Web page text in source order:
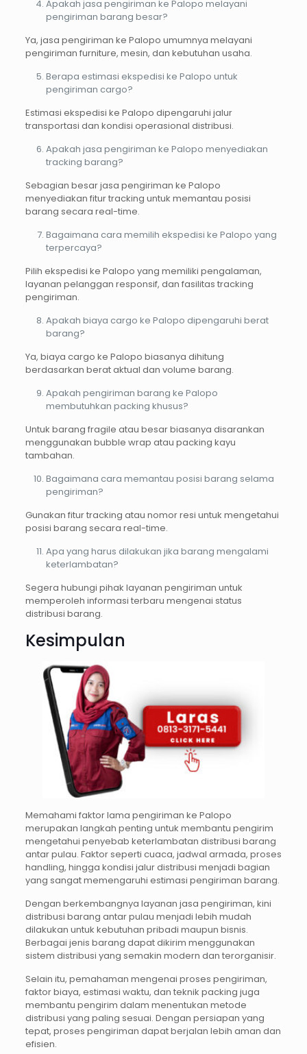
Apakah jasa pengiriman ke Palopo melayani
pengiriman barang besar?
Ya, jasa pengiriman ke Palopo umumnya melayani
pengiriman furniture, mesin, dan kebutuhan usaha.
Berapa estimasi ekspedisi ke Palopo untuk
pengiriman cargo?
Estimasi ekspedisi ke Palopo dipengaruhi jalur
transportasi dan kondisi operasional distribusi.
Apakah jasa pengiriman ke Palopo menyediakan
tracking barang?
Sebagian besar jasa pengiriman ke Palopo
menyediakan fitur tracking untuk memantau posisi
barang secara real-time.
Bagaimana cara memilih ekspedisi ke Palopo yang
terpercaya?
Pilih ekspedisi ke Palopo yang memiliki pengalaman,
layanan pelanggan responsif, dan fasilitas tracking
pengiriman.
Apakah biaya cargo ke Palopo dipengaruhi berat
barang?
Ya, biaya cargo ke Palopo biasanya dihitung
berdasarkan berat aktual dan volume barang.
Apakah pengiriman barang ke Palopo
membutuhkan packing khusus?
Untuk barang fragile atau besar biasanya disarankan
menggunakan bubble wrap atau packing kayu
tambahan.
Bagaimana cara memantau posisi barang selama
pengiriman?
Gunakan fitur tracking atau nomor resi untuk mengetahui
posisi barang secara real-time.
Apa yang harus dilakukan jika barang mengalami
keterlambatan?
Segera hubungi pihak layanan pengiriman untuk
memperoleh informasi terbaru mengenai status
distribusi barang.
Kesimpulan
Memahami faktor lama pengiriman ke Palopo
merupakan langkah penting untuk membantu pengirim
mengetahui penyebab keterlambatan distribusi barang
antar pulau. Faktor seperti cuaca, jadwal armada, proses
handling, hingga kondisi jalur distribusi menjadi bagian
yang sangat memengaruhi estimasi pengiriman barang.
Dengan berkembangnya layanan jasa pengiriman, kini
distribusi barang antar pulau menjadi lebih mudah
dilakukan untuk kebutuhan pribadi maupun bisnis.
Berbagai jenis barang dapat dikirim menggunakan
sistem distribusi yang semakin modern dan terorganisir.
Selain itu, pemahaman mengenai proses pengiriman,
faktor biaya, estimasi waktu, dan teknik packing juga
membantu pengirim dalam menentukan metode
distribusi yang paling sesuai. Dengan persiapan yang
tepat, proses pengiriman dapat berjalan lebih aman dan
efisien.